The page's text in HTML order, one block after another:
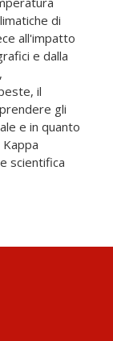
di
all'impatto
e dalla
il
gli
e in quanto
scientifica